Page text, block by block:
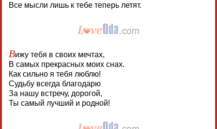
Все мысли лишь к тебе теперь летят.
Вижу тебя в своих мечтах,
В самых прекрасных моих снах.
Как сильно я тебя люблю!
Судьбу всегда благодарю
За нашу встречу, дорогой,
Ты самый лучший и родной!